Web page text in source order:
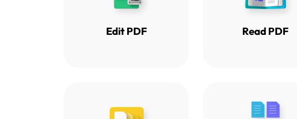
Edit PDF Read PDF